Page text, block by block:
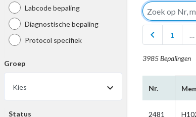
Labcode bepaling
Diagnostische bepaling
Protocol specifiek
Groep
Kies
Status
chevron_left
1 …
3985 Bepalingen
Nr.
2481